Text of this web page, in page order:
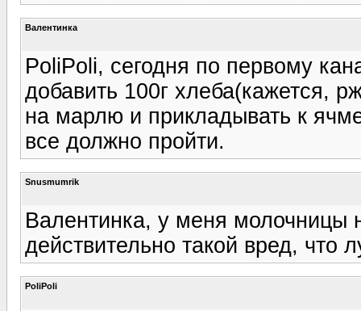
Валентинка
PoliPoli, сегодня по первому
добавить 100г хлеба(кажется,
на марлю и прикладывать к
все должно пройти.
Snusmumrik
Валентинка, у меня молочницы
действительно такой вред, что
PoliPoli